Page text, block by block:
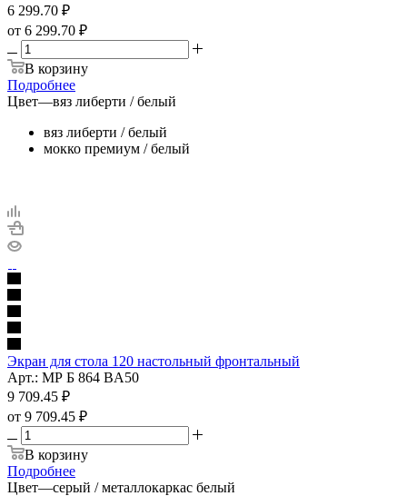
6 299.70 ₽
от 6 299.70 ₽
В корзину
Подробнее
Цвет—вяз либерти / белый
вяз либерти / белый
мокко премиум / белый
Экран для стола 120 настольный фронтальный
Арт.: МР Б 864 BA50
9 709.45 ₽
от 9 709.45 ₽
В корзину
Подробнее
Цвет—серый / металлокаркас белый